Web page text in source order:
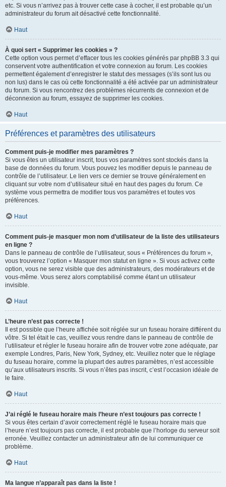
etc. Si vous n’arrivez pas à trouver cette case à cocher, il est probable qu’un
administrateur du forum ait désactivé cette fonctionnalité.
Haut
À quoi sert « Supprimer les cookies » ?
Cette option vous permet d’effacer tous les cookies générés par phpBB 3.3 qui
conservent votre authentification et votre connexion au forum. Les cookies
permettent également d’enregistrer le statut des messages (s’ils sont lus ou
non lus) dans le cas où cette fonctionnalité a été activée par un administrateur
du forum. Si vous rencontrez des problèmes récurrents de connexion et de
déconnexion au forum, essayez de supprimer les cookies.
Haut
Préférences et paramètres des utilisateurs
Comment puis-je modifier mes paramètres ?
Si vous êtes un utilisateur inscrit, tous vos paramètres sont stockés dans la
base de données du forum. Vous pouvez les modifier depuis le panneau de
contrôle de l’utilisateur. Le lien vers ce dernier se trouve généralement en
cliquant sur votre nom d’utilisateur situé en haut des pages du forum. Ce
système vous permettra de modifier tous vos paramètres et toutes vos
préférences.
Haut
Comment puis-je masquer mon nom d’utilisateur de la liste des utilisateurs
en ligne ?
Dans le panneau de contrôle de l’utilisateur, sous « Préférences du forum »,
vous trouverez l’option « Masquer mon statut en ligne ». Si vous activez cette
option, vous ne serez visible que des administrateurs, des modérateurs et de
vous-même. Vous serez alors comptabilisé comme étant un utilisateur
invisible.
Haut
L’heure n’est pas correcte !
Il est possible que l’heure affichée soit réglée sur un fuseau horaire différent du
vôtre. Si tel était le cas, veuillez vous rendre dans le panneau de contrôle de
l’utilisateur et régler le fuseau horaire afin de trouver votre zone adéquate, par
exemple Londres, Paris, New York, Sydney, etc. Veuillez noter que le réglage
du fuseau horaire, comme la plupart des autres paramètres, n’est accessible
qu’aux utilisateurs inscrits. Si vous n’êtes pas inscrit, c’est l’occasion idéale de
le faire.
Haut
J’ai réglé le fuseau horaire mais l’heure n’est toujours pas correcte !
Si vous êtes certain d’avoir correctement réglé le fuseau horaire mais que
l’heure n’est toujours pas correcte, il est probable que l’horloge du serveur soit
erronée. Veuillez contacter un administrateur afin de lui communiquer ce
problème.
Haut
Ma langue n’apparaît pas dans la liste !